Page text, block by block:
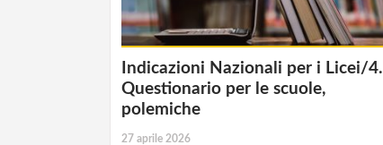
Indicazioni Nazionali per i Licei/4.
Questionario per le scuole,
polemiche
27 aprile 2026